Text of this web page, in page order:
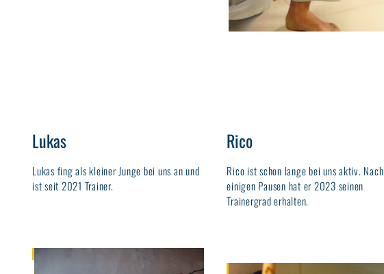
Lukas
Lukas fing als kleiner Junge bei uns an und
ist seit 2021 Trainer.
Rico
Rico ist schon lange bei uns aktiv. Nach
einigen Pausen hat er 2023 seinen
Trainergrad erhalten.